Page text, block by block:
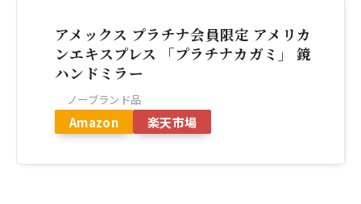
アメックス プラチナ会員限定 アメリカ
ンエキスプレス 「プラチナカガミ」 鏡
ハンドミラー
ノーブランド品
Amazon 楽天市場